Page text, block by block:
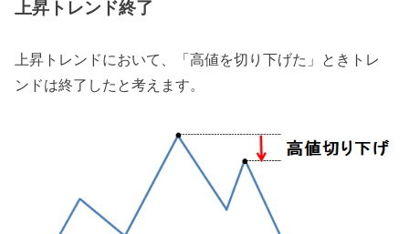
上昇トレンド終了
上昇トレンドにおいて、「高値を切り下げた」ときトレ
ンドは終了したと考えます。